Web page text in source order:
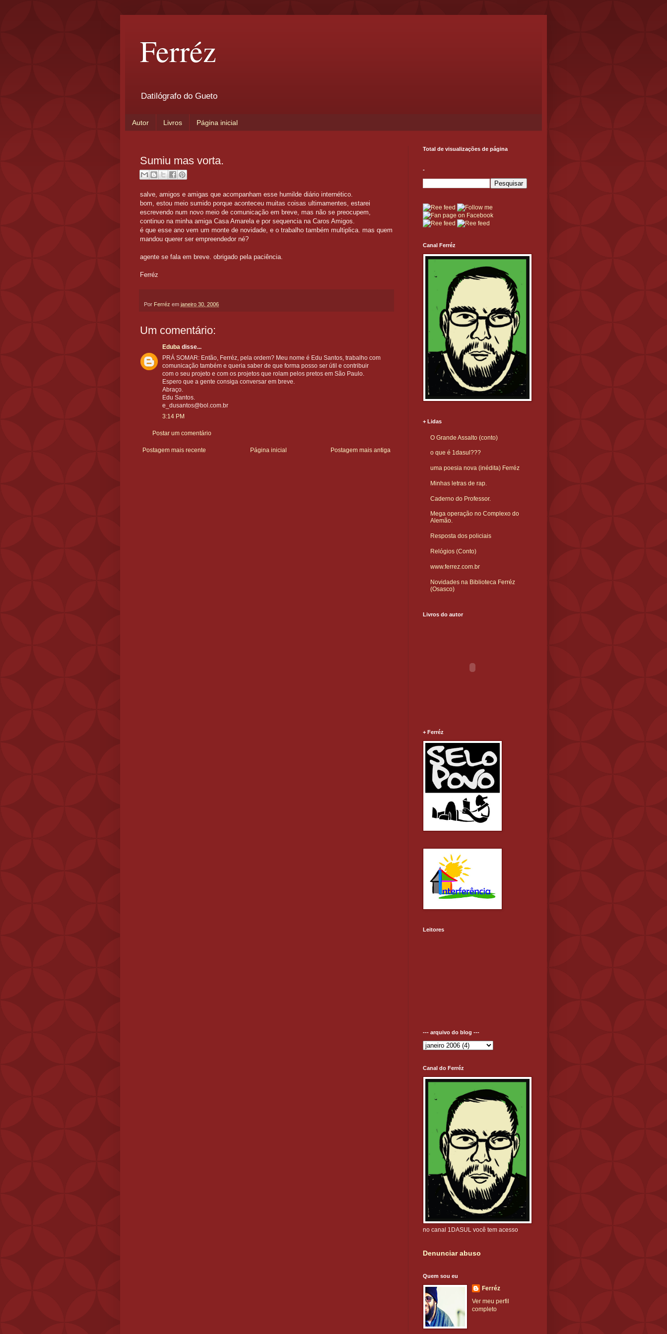
Ferréz
Datilógrafo do Gueto
Autor Livros Página inicial
Sumiu mas vorta.
salve, amigos e amigas que acompanham esse humilde diário internético.
bom, estou meio sumido porque aconteceu muitas coisas ultimamentes, estarei
escrevendo num novo meio de comunicação em breve, mas não se preocupem,
continuo na minha amiga Casa Amarela e por sequencia na Caros Amigos.
é que esse ano vem um monte de novidade, e o trabalho também multiplica. mas quem
mandou querer ser empreendedor né?
agente se fala em breve. obrigado pela paciência.
Ferréz
Por Ferréz em janeiro 30, 2006
Um comentário:
Eduba disse...
PRÁ SOMAR: Então, Ferréz, pela ordem? Meu nome é Edu Santos, trabalho com
comunicação também e queria saber de que forma posso ser útil e contribuir
com o seu projeto e com os projetos que rolam pelos pretos em São Paulo.
Espero que a gente consiga conversar em breve.
Abraço.
Edu Santos.
e_dusantos@bol.com.br
3:14 PM
Postar um comentário
Postagem mais recente Postagem mais antiga
Página inicial
Total de visualizações de página
-
Canal Ferréz
+ Lidas
O Grande Assalto (conto)
o que é 1dasul???
uma poesia nova (inédita) Ferréz
Minhas letras de rap.
Caderno do Professor.
Mega operação no Complexo do
Alemão.
Resposta dos policiais
Relógios (Conto)
www.ferrez.com.br
Novidades na Biblioteca Ferréz
(Osasco)
Livros do autor
+ Ferréz
Leitores
--- arquivo do blog ---
Canal do Ferréz
no canal 1DASUL você tem acesso
Denunciar abuso
Quem sou eu
Ferréz
Ver meu perfil
completo